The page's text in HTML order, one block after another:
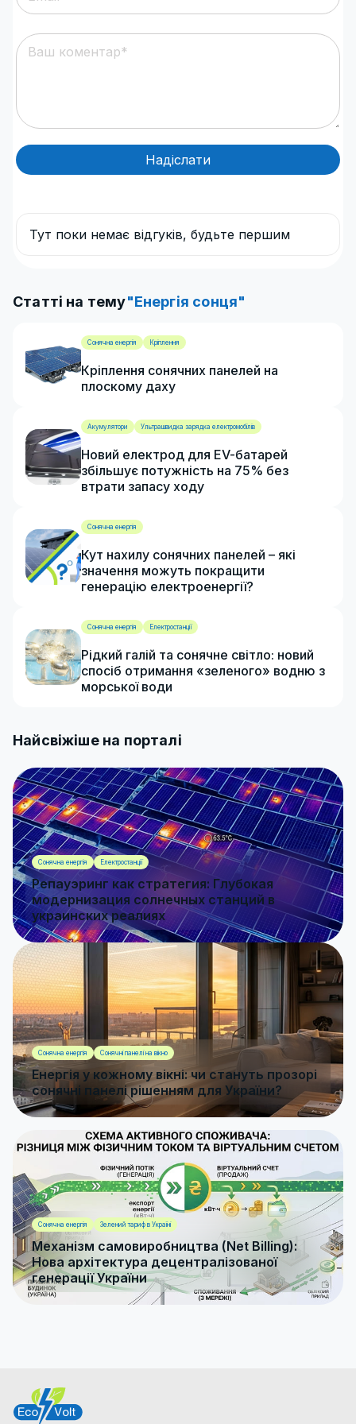
Надіслати
Тут поки немає відгуків, будьте першим
Статті на тему"Енергія сонця"
Сонячна енергія Кріплення
Кріплення сонячних панелей на
плоскому даху
Акумулятори Ультрашвидка зарядка електромобілів
Новий електрод для EV-батарей
збільшує потужність на 75% без
втрати запасу ходу
Сонячна енергія
Кут нахилу сонячних панелей – які
значення можуть покращити
генерацію електроенергії?
Сонячна енергія Електростанції
Рідкий галій та сонячне світло: новий
спосіб отримання «зеленого» водню з
морської води
Найсвіжіше на порталі
Сонячна енергія Електростанції
Репауэринг как стратегия: Глубокая
модернизация солнечных станций в
украинских реалиях
Сонячна енергія Сонячні панелі на вікно
Енергія у кожному вікні: чи стануть прозорі
сонячні панелі рішенням для України?
Сонячна енергія Зелений тариф в Україні
Механізм самовиробництва (Net Billing):
Нова архітектура децентралізованої
генерації України